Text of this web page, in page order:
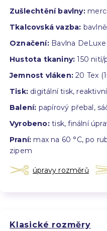
Zušlechtění bavlny:
Tkalcovská vazba:
Označení:Bavlna DeLuxe
Hustota tkaniny: 150 nití/
Jemnost vláken: 20 Tex
Tisk: digitální tisk,
Balení: papírový přebal,
Vyrobeno:tisk, finální
Praní: max na 60 °C, po
zipem
úpravy rozměrů
Klasické rozměry